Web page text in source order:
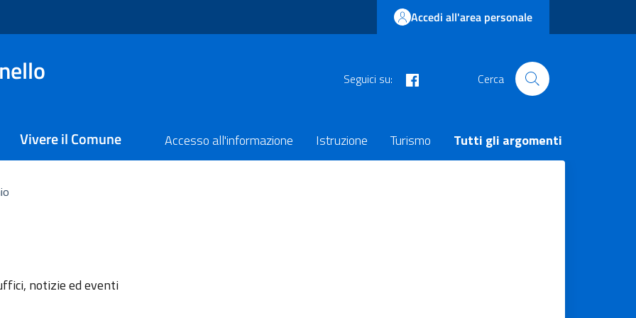
Accedi all'area personale
Seguici su: Cerca
Vivere il Comune Accesso all'informazione Istruzione Turismo Tutti gli argomenti
notizie ed eventi